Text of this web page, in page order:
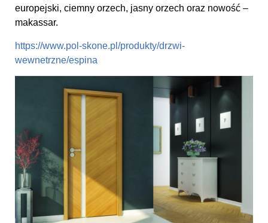
europejski, ciemny orzech, jasny orzech oraz nowość –
makassar.
https://www.pol-skone.pl/produkty/drzwi-
wewnetrzne/espina